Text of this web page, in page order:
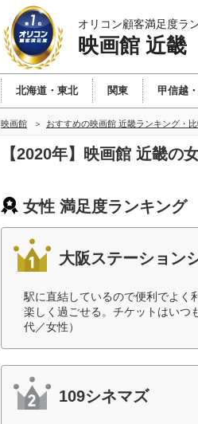
オリコン顧客満足度ラ
映画館 近畿
北海道・東北 関東 甲信越
映画館 おすすめの映画館 近畿ランキング・比
【2020年】映画館 近畿の
女性 満足度ランキング
大阪ステーション
駅に直結しているので便利でよく
楽しく過ごせる。チケットはいつ
代／女性）
109シネマズ